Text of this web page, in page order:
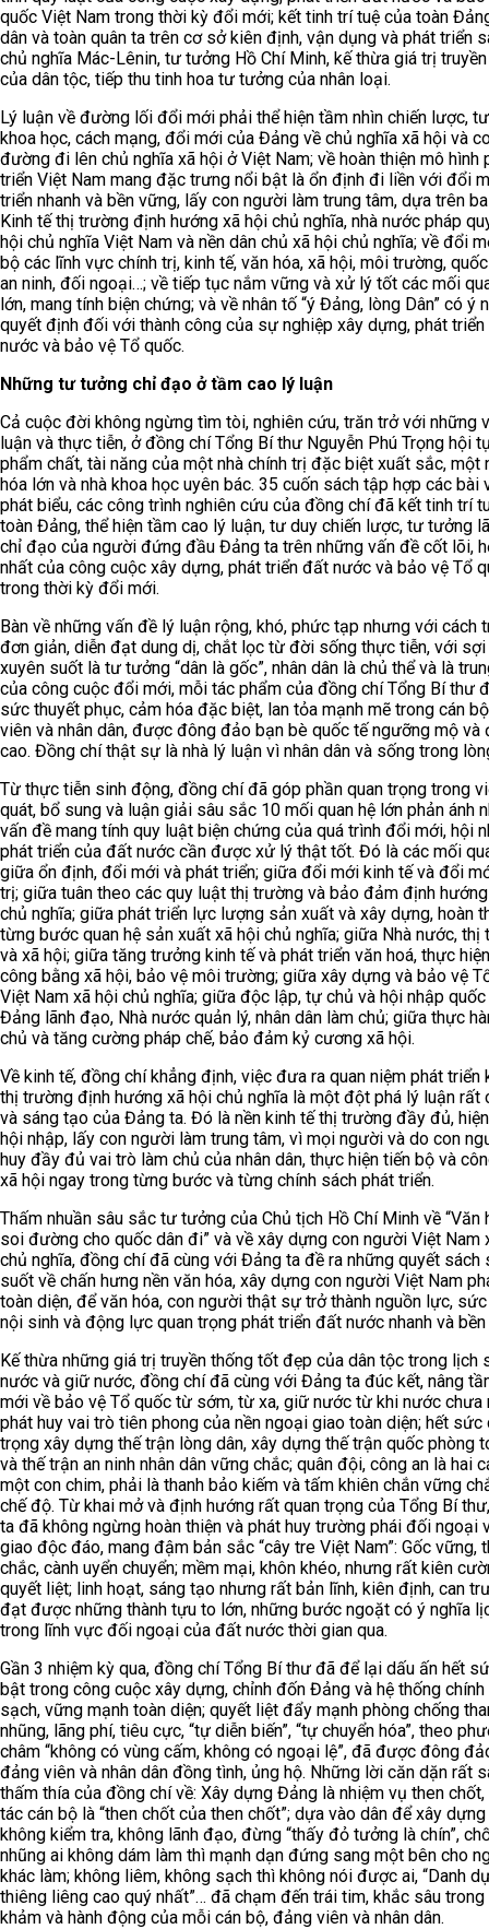
quốc Việt Nam trong thời kỳ đổi mới; kết tinh trí tuệ của toàn
dân và toàn quân ta trên cơ sở kiên định, vận dụng và phát triển
chủ nghĩa Mác-Lênin, tư tưởng Hồ Chí Minh, kế thừa giá trị
của dân tộc, tiếp thu tinh hoa tư tưởng của nhân loại.
Lý luận về đường lối đổi mới phải thể hiện tầm nhìn chiến lược,
khoa học, cách mạng, đổi mới của Đảng về chủ nghĩa xã hội và
đường đi lên chủ nghĩa xã hội ở Việt Nam; về hoàn thiện mô hình
triển Việt Nam mang đặc trưng nổi bật là ổn định đi liền với đổi
triển nhanh và bền vững, lấy con người làm trung tâm, dựa trên
Kinh tế thị trường định hướng xã hội chủ nghĩa, nhà nước pháp
hội chủ nghĩa Việt Nam và nền dân chủ xã hội chủ nghĩa; về đổi
bộ các lĩnh vực chính trị, kinh tế, văn hóa, xã hội, môi trường,
an ninh, đối ngoại…; về tiếp tục nắm vững và xử lý tốt các mối
lớn, mang tính biện chứng; và về nhân tố “ý Đảng, lòng Dân” có ý
quyết định đối với thành công của sự nghiệp xây dựng, phát
nước và bảo vệ Tổ quốc.
Những tư tưởng chỉ đạo ở tầm cao lý luận
Cả cuộc đời không ngừng tìm tòi, nghiên cứu, trăn trở với những
luận và thực tiễn, ở đồng chí Tổng Bí thư Nguyễn Phú Trọng hội
phẩm chất, tài năng của một nhà chính trị đặc biệt xuất sắc, một
hóa lớn và nhà khoa học uyên bác. 35 cuốn sách tập hợp các bài
phát biểu, các công trình nghiên cứu của đồng chí đã kết tinh trí
toàn Đảng, thể hiện tầm cao lý luận, tư duy chiến lược, tư tưởng
chỉ đạo của người đứng đầu Đảng ta trên những vấn đề cốt lõi,
nhất của công cuộc xây dựng, phát triển đất nước và bảo vệ Tổ
trong thời kỳ đổi mới.
Bàn về những vấn đề lý luận rộng, khó, phức tạp nhưng với cách
đơn giản, diễn đạt dung dị, chắt lọc từ đời sống thực tiễn, với
xuyên suốt là tư tưởng “dân là gốc”, nhân dân là chủ thể và là
của công cuộc đổi mới, mỗi tác phẩm của đồng chí Tổng Bí thư
sức thuyết phục, cảm hóa đặc biệt, lan tỏa mạnh mẽ trong cán
viên và nhân dân, được đông đảo bạn bè quốc tế ngưỡng mộ và
cao. Đồng chí thật sự là nhà lý luận vì nhân dân và sống trong
Từ thực tiễn sinh động, đồng chí đã góp phần quan trọng trong
quát, bổ sung và luận giải sâu sắc 10 mối quan hệ lớn phản ánh
vấn đề mang tính quy luật biện chứng của quá trình đổi mới, hội
phát triển của đất nước cần được xử lý thật tốt. Đó là các mối
giữa ổn định, đổi mới và phát triển; giữa đổi mới kinh tế và đổi
trị; giữa tuân theo các quy luật thị trường và bảo đảm định
chủ nghĩa; giữa phát triển lực lượng sản xuất và xây dựng, hoàn
từng bước quan hệ sản xuất xã hội chủ nghĩa; giữa Nhà nước, thị
và xã hội; giữa tăng trưởng kinh tế và phát triển văn hoá, thực
công bằng xã hội, bảo vệ môi trường; giữa xây dựng và bảo vệ
Việt Nam xã hội chủ nghĩa; giữa độc lập, tự chủ và hội nhập
Đảng lãnh đạo, Nhà nước quản lý, nhân dân làm chủ; giữa thực
chủ và tăng cường pháp chế, bảo đảm kỷ cương xã hội.
Về kinh tế, đồng chí khẳng định, việc đưa ra quan niệm phát triển
thị trường định hướng xã hội chủ nghĩa là một đột phá lý luận rất
và sáng tạo của Đảng ta. Đó là nền kinh tế thị trường đầy đủ,
hội nhập, lấy con người làm trung tâm, vì mọi người và do con
huy đầy đủ vai trò làm chủ của nhân dân, thực hiện tiến bộ và
xã hội ngay trong từng bước và từng chính sách phát triển.
Thấm nhuần sâu sắc tư tưởng của Chủ tịch Hồ Chí Minh về “Văn
soi đường cho quốc dân đi” và về xây dựng con người Việt Nam
chủ nghĩa, đồng chí đã cùng với Đảng ta đề ra những quyết sách
suốt về chấn hưng nền văn hóa, xây dựng con người Việt Nam
toàn diện, để văn hóa, con người thật sự trở thành nguồn lực,
nội sinh và động lực quan trọng phát triển đất nước nhanh và
Kế thừa những giá trị truyền thống tốt đẹp của dân tộc trong lịch
nước và giữ nước, đồng chí đã cùng với Đảng ta đúc kết, nâng
mới về bảo vệ Tổ quốc từ sớm, từ xa, giữ nước từ khi nước chưa
phát huy vai trò tiên phong của nền ngoại giao toàn diện; hết sức
trọng xây dựng thế trận lòng dân, xây dựng thế trận quốc phòng
và thế trận an ninh nhân dân vững chắc; quân đội, công an là hai
một con chim, phải là thanh bảo kiếm và tấm khiên chắn vững
chế độ. Từ khai mở và định hướng rất quan trọng của Tổng Bí
ta đã không ngừng hoàn thiện và phát huy trường phái đối ngoại
giao độc đáo, mang đậm bản sắc “cây tre Việt Nam”: Gốc vững,
chắc, cành uyển chuyển; mềm mại, khôn khéo, nhưng rất kiên
quyết liệt; linh hoạt, sáng tạo nhưng rất bản lĩnh, kiên định, can
đạt được những thành tựu to lớn, những bước ngoặt có ý nghĩa
trong lĩnh vực đối ngoại của đất nước thời gian qua.
Gần 3 nhiệm kỳ qua, đồng chí Tổng Bí thư đã để lại dấu ấn hết
bật trong công cuộc xây dựng, chỉnh đốn Đảng và hệ thống
sạch, vững mạnh toàn diện; quyết liệt đẩy mạnh phòng chống
nhũng, lãng phí, tiêu cực, “tự diễn biến”, “tự chuyển hóa”, theo
châm “không có vùng cấm, không có ngoại lệ”, đã được đông
đảng viên và nhân dân đồng tình, ủng hộ. Những lời căn dặn rất
thấm thía của đồng chí về: Xây dựng Đảng là nhiệm vụ then chốt,
tác cán bộ là “then chốt của then chốt”; dựa vào dân để xây
không kiểm tra, không lãnh đạo, đừng “thấy đỏ tưởng là chín”,
nhũng ai không dám làm thì mạnh dạn đứng sang một bên cho
khác làm; không liêm, không sạch thì không nói được ai, “Danh
thiêng liêng cao quý nhất”… đã chạm đến trái tim, khắc sâu trong
khảm và hành động của mỗi cán bộ, đảng viên và nhân dân.